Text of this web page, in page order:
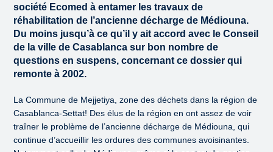
société Ecomed à entamer les travaux de
réhabilitation de l’ancienne décharge de Médiouna.
Du moins jusqu’à ce qu’il y ait accord avec le Conseil
de la ville de Casablanca sur bon nombre de
questions en suspens, concernant ce dossier qui
remonte à 2002.
La Commune de Mejjetiya, zone des déchets dans la région de
Casablanca-Settat! Des élus de la région en ont assez de voir
traîner le problème de l’ancienne décharge de Médiouna, qui
continue d’accueillir les ordures des communes avoisinantes.